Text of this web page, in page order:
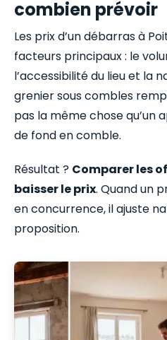
combien prévoir
Les prix d’un débarras à
facteurs principaux : le
l’accessibilité du lieu et la
grenier sous combles
pas la même chose
de fond en comble.
Résultat ? Comparer les
baisser le prix. Quand un
en concurrence, il ajuste
proposition.